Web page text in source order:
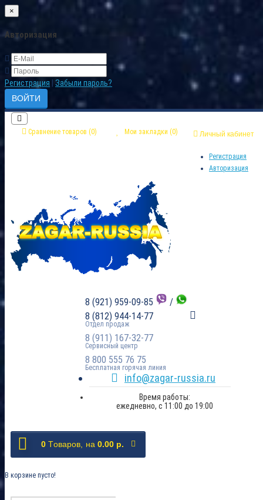
×
Авторизация
Регистрация Забыли пароль?
Личный кабинет
Регистрация
Авторизация
Мои закладки (0)
Сравнение товаров (0)
8 (921) 959-09-85
/
8 (812) 944-14-77
Отдел продаж
8 (911) 167-32-77
Сервисный центр
8 800 555 76 75
Бесплатная горячая линия
info@zagar-russia.ru
Время работы:
ежедневно, с 11:00 до 19:00
0 Tоваров, на 0.00 р.
В корзине пусто!